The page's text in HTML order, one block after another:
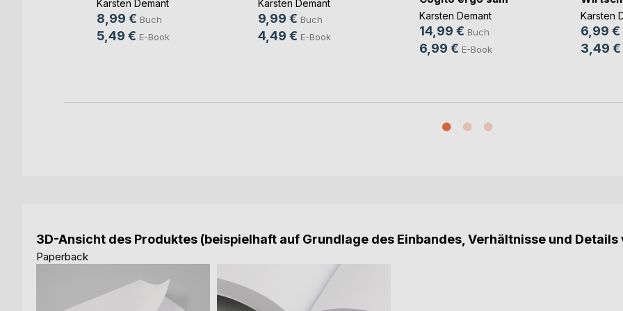
Karsten Demant
8,99 € Buch
5,49 € E-Book
Karsten Demant
9,99 € Buch
4,49 € E-Book
Karsten Demant
14,99 € Buch
6,99 € E-Book
Karsten
6,99 €
3,49 €
3D-Ansicht des Produktes (beispielhaft auf Grundlage des Einbandes, Verhältnisse und
Paperback